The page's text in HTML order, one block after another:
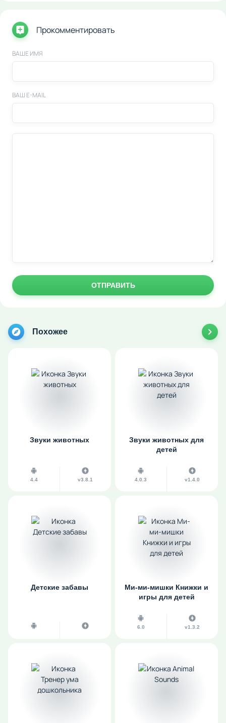
Прокомментировать
ВАШЕ ИМЯ
ВАШ E-MAIL
ОТПРАВИТЬ
Похожее
Звуки животных
4.4 v3.8.1
Звуки животных для
детей
4.0.3 v1.4.0
Детские забавы
Ми-ми-мишки Книжки и
игры для детей
6.0 v1.3.2